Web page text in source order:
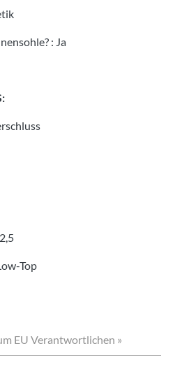
: Ja
2,5
Top
EU Verantwortlichen »